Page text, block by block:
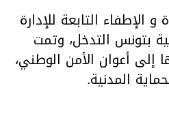
التابعة للإدارة
بتونس التدخل، وتمت
إلى أعوان الأمن الوطني،
المدنية.